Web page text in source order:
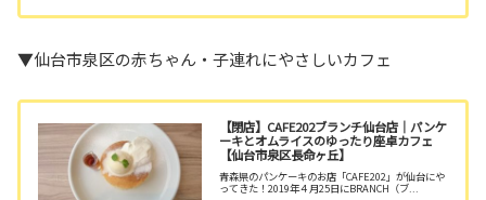
▼仙台市泉区の赤ちゃん・子連れにやさしいカフェ
【閉店】CAFE202ブランチ仙台店｜パンケ
ーキとオムライスのゆったり座卓カフェ
【仙台市泉区長命ヶ丘】
青森県のパンケーキのお店「CAFE202」が仙台にや
ってきた！2019年４月25日にBRANCH（ブ...